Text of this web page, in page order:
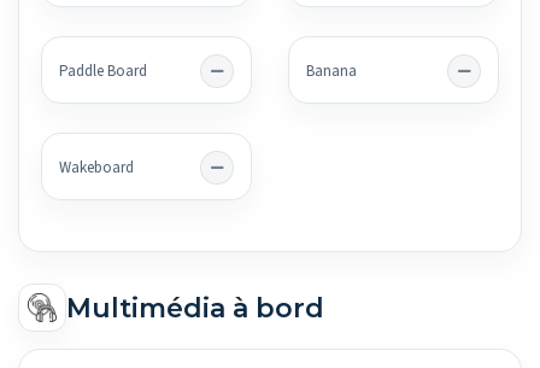
Paddle Board Banana
Wakeboard
Multimédia à bord